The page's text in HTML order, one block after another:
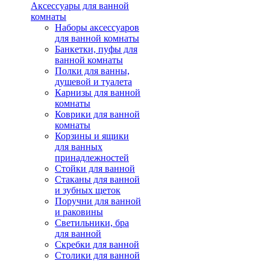
Аксессуары для ванной
комнаты
Наборы аксессуаров
для ванной комнаты
Банкетки, пуфы для
ванной комнаты
Полки для ванны,
душевой и туалета
Карнизы для ванной
комнаты
Коврики для ванной
комнаты
Корзины и ящики
для ванных
принадлежностей
Стойки для ванной
Стаканы для ванной
и зубных щеток
Поручни для ванной
и раковины
Светильники, бра
для ванной
Скребки для ванной
Столики для ванной